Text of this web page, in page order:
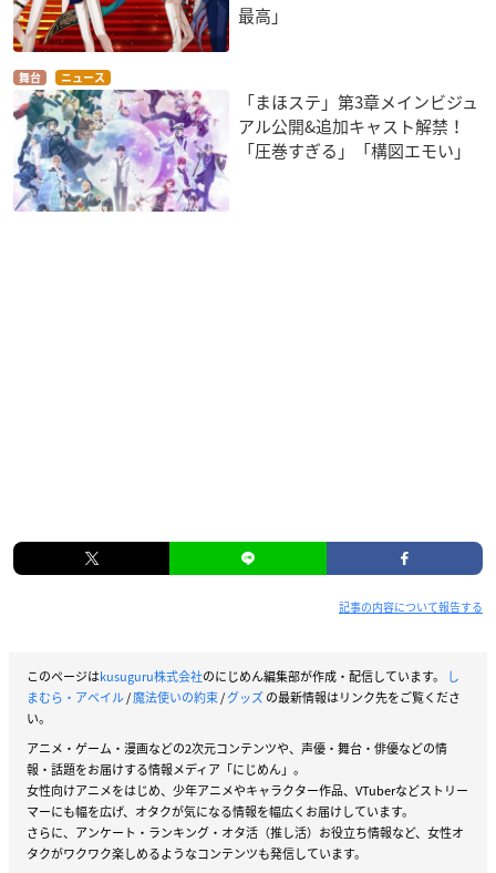
最高」
舞台 ニュース
「まほステ」第3章メインビジュ
アル公開&追加キャスト解禁！
「圧巻すぎる」「構図エモい」
記事の内容について報告する
このページはkusuguru株式会社のにじめん編集部が作成・配信しています。
し
まむら・アベイル/魔法使いの約束/グッズの最新情報はリンク先をご覧くださ
い。
アニメ・ゲーム・漫画などの2次元コンテンツや、声優・舞台・俳優などの情
報・話題をお届けする情報メディア「にじめん」。
女性向けアニメをはじめ、少年アニメやキャラクター作品、VTuberなどストリー
マーにも幅を広げ、オタクが気になる情報を幅広くお届けしています。
さらに、アンケート・ランキング・オタ活（推し活）お役立ち情報など、女性オ
タクがワクワク楽しめるようなコンテンツも発信しています。